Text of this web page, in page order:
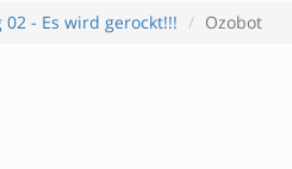
02 - Es wird gerockt!!! Ozobot